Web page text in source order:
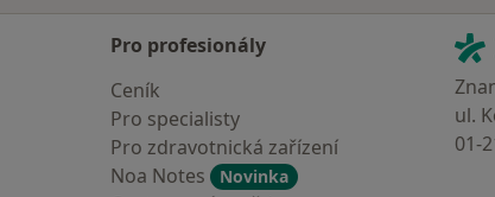
Pro profesionály
Ceník
Pro specialisty
Pro zdravotnická zařízení
Noa Notes
Novinka
ul.
01-